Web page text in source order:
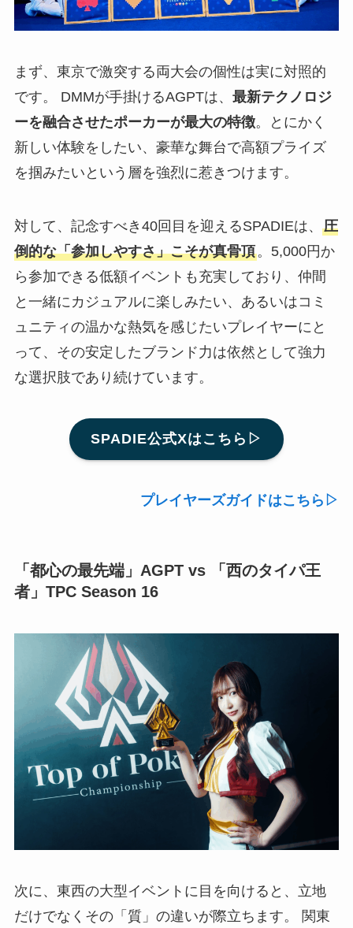
まず、東京で激突する両大会の個性は実に対照的
です。 DMMが手掛けるAGPTは、 最新テクノロジ
ーを融合させたポーカーが最大の特徴。とにかく
新しい体験をしたい、豪華な舞台で高額プライズ
を掴みたいという層を強烈に惹きつけます。
対して、記念すべき40回目を迎えるSPADIEは、 圧
倒的な「参加しやすさ」こそが真骨頂。5,000円か
ら参加できる低額イベントも充実しており、仲間
と一緒にカジュアルに楽しみたい、あるいはコミ
ュニティの温かな熱気を感じたいプレイヤーにと
って、その安定したブランド力は依然として強力
な選択肢であり続けています。
SPADIE公式Xはこちら▷
プレイヤーズガイドはこちら▷
「都心の最先端」AGPT vs 「西のタイパ王
者」TPC Season 16
次に、東西の大型イベントに目を向けると、立地
だけでなくその「質」の違いが際立ちます。 関東